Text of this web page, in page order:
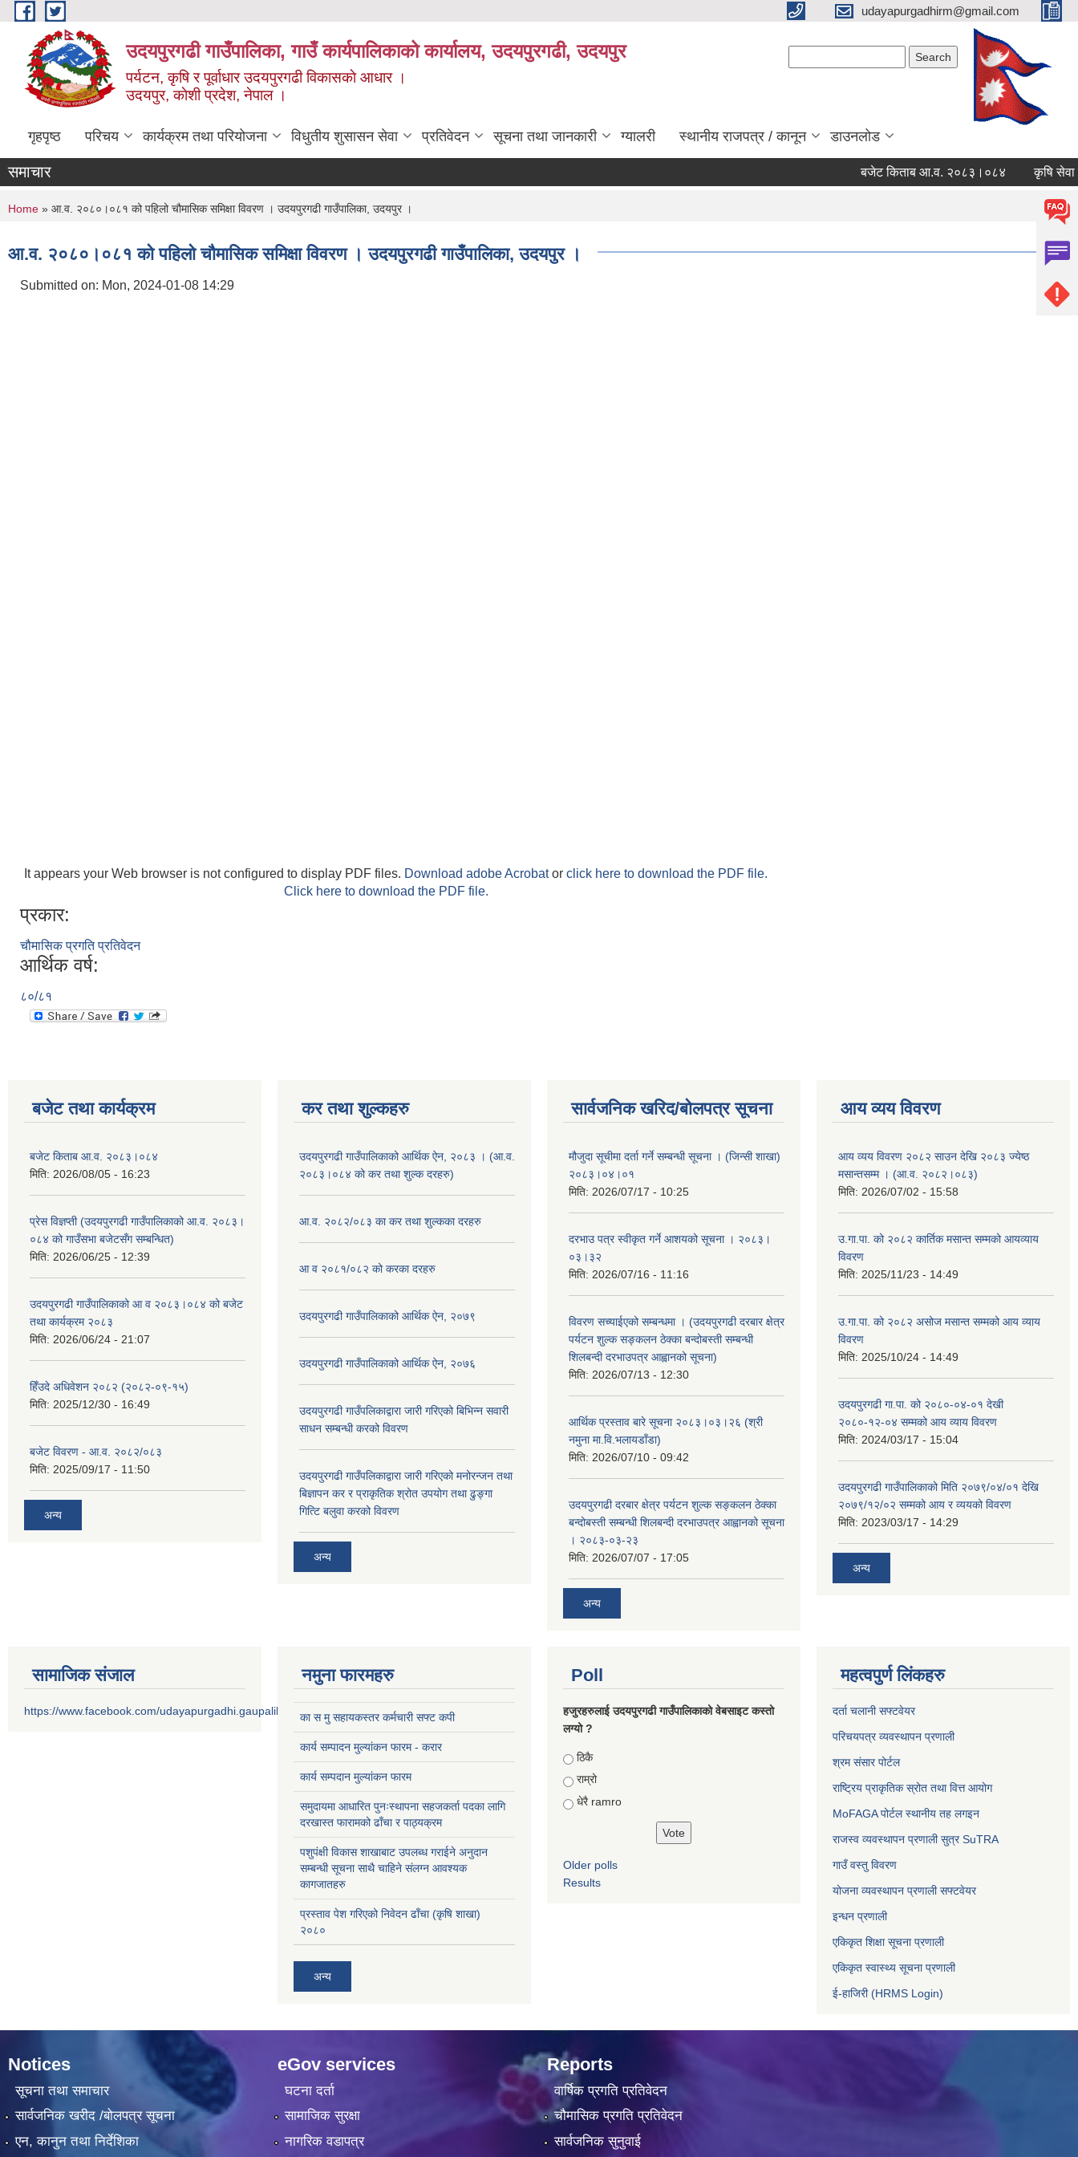
Skip to main content udayapurgadhirm@gmail.com
उदयपुरगढी गाउँपालिका, गाउँ कार्यपालिकाको कार्यालय, उदयपुरगढी, उदयपुर
पर्यटन, कृषि र पूर्वाधार उदयपुरगढी विकासकाे आधार ।
उदयपुर, काेशी प्रदेश, नेपाल ।
गृहपृष्ठ परिचय कार्यक्रम तथा परियोजना विधुतीय शुसासन सेवा प्रतिवेदन सूचना तथा जानकारी ग्यालरी स्थानीय राजपत्र / कानून डाउनलोड
समाचार बजेट किताब आ.व. २०८३।०८४ कृषि सेवा
You are here
Home » आ.व. २०८०।०८१ को पहिलो चौमासिक समिक्षा विवरण । उदयपुरगढी गाउँपालिका, उदयपुर ।
आ.व. २०८०।०८१ को पहिलो चौमासिक समिक्षा विवरण । उदयपुरगढी गाउँपालिका, उदयपुर ।
Submitted on: Mon, 2024-01-08 14:29
It appears your Web browser is not configured to display PDF files. Download adobe Acrobator click here to download the PDF file.
Click here to download the PDF file.
प्रकार:
चौमासिक प्रगति प्रतिवेदन
आर्थिक वर्ष:
८०/८१
बजेट तथा कार्यक्रम
बजेट किताब आ.व. २०८३।०८४
मिति: 2026/08/05 - 16:23
प्रेस विज्ञप्ती (उदयपुरगढी गाउँपालिकाको आ.व. २०८३।
०८४ को गाउँसभा बजेटसँग सम्बन्धित)
मिति: 2026/06/25 - 12:39
उदयपुरगढी गाउँपालिकाको आ व २०८३।०८४ को बजेट
तथा कार्यक्रम २०८३
मिति: 2026/06/24 - 21:07
हिँउदे अधिवेशन २०८२ (२०८२-०९-१५)
मिति: 2025/12/30 - 16:49
बजेट विवरण - आ.व. २०८२/०८३
मिति: 2025/09/17 - 11:50
अन्य
कर तथा शुल्कहरु
उदयपुरगढी गाउँपालिकाको आर्थिक ऐन, २०८३ । (आ.व.
२०८३।०८४ को कर तथा शुल्क दरहरु)
आ.व. २०८२/०८३ का कर तथा शुल्कका दरहरु
आ व २०८१/०८२ को करका दरहरु
उदयपुरगढी गाउँपालिकाको आर्थिक ऐन, २०७९
उदयपुरगढी गाउँपालिकाको आर्थिक ऐन, २०७६
उदयपुरगढी गाउँपलिकाद्वारा जारी गरिएको बिभिन्न सवारी
साधन सम्बन्धी करको विवरण
उदयपुरगढी गाउँपलिकाद्वारा जारी गरिएको मनोरन्जन तथा
बिज्ञापन कर र प्राकृतिक श्रोत उपयोग तथा ढुङ्गा
गित्टि बलुवा करको विवरण
अन्य
सार्वजनिक खरिद/बोलपत्र सूचना
मौजुदा सूचीमा दर्ता गर्ने सम्बन्धी सूचना । (जिन्सी शाखा)
२०८३।०४।०१
मिति: 2026/07/17 - 10:25
दरभाउ पत्र स्वीकृत गर्ने आशयको सूचना । २०८३।
०३।३२
मिति: 2026/07/16 - 11:16
विवरण सच्याईएको सम्बन्धमा । (उदयपुरगढी दरबार क्षेत्र
पर्यटन शुल्क सङ्कलन ठेक्का बन्दोबस्ती सम्बन्धी
शिलबन्दी दरभाउपत्र आह्वानको सूचना)
मिति: 2026/07/13 - 12:30
आर्थिक प्रस्ताव बारे सूचना २०८३।०३।२६ (श्री
नमुना मा.वि.भलायडाँडा)
मिति: 2026/07/10 - 09:42
उदयपुरगढी दरबार क्षेत्र पर्यटन शुल्क सङ्कलन ठेक्का
बन्दोबस्ती सम्बन्धी शिलबन्दी दरभाउपत्र आह्वानको सूचना
। २०८३-०३-२३
मिति: 2026/07/07 - 17:05
अन्य
आय व्यय विवरण
आय व्यय विवरण २०८२ साउन देखि २०८३ ज्येष्ठ
मसान्तसम्म । (आ.व. २०८२।०८३)
मिति: 2026/07/02 - 15:58
उ.गा.पा. को २०८२ कार्तिक मसान्त सम्मको आयव्याय
विवरण
मिति: 2025/11/23 - 14:49
उ.गा.पा. को २०८२ असोज मसान्त सम्मको आय व्याय
विवरण
मिति: 2025/10/24 - 14:49
उदयपुरगढी गा.पा. को २०८०-०४-०१ देखी
२०८०-१२-०४ सम्मको आय व्याय विवरण
मिति: 2024/03/17 - 15:04
उदयपुरगढी गाउँपालिकाको मिति २०७९/०४/०१ देखि
२०७९/१२/०२ सम्मको आय र व्ययको विवरण
मिति: 2023/03/17 - 14:29
अन्य
सामाजिक संजाल
https://www.facebook.com/udayapurgadhi.gaupalika
नमुना फारमहरु
का स मु सहायकस्तर कर्मचारी सफ्ट कपी
कार्य सम्पादन मुल्यांकन फारम - करार
कार्य सम्पदान मुल्यांकन फारम
समुदायमा आधारित पुनःस्थापना सहजकर्ता पदका लागि
दरखास्त फारामको ढाँचा र पाठ्यक्रम
पशुपंक्षी विकास शाखाबाट उपलब्ध गराईने अनुदान
सम्बन्धी सूचना साथै चाहिने संलग्न आवश्यक
कागजातहरु
प्रस्ताव पेश गरिएको निवेदन ढाँचा (कृषि शाखा)
२०८०
अन्य
Poll
हजुरहरुलाई उदयपुरगढी गाउँपालिकाको वेबसाइट कस्तो
लग्यो ?
Choices
ठिकै
राम्रो
धेरै ramro
Older polls
Results
महत्वपुर्ण लिंकहरु
दर्ता चलानी सफ्टवेयर
परिचयपत्र व्यवस्थापन प्रणाली
श्रम संसार पोर्टल
राष्ट्रिय प्राकृतिक स्रोत तथा वित्त आयोग
MoFAGA पोर्टल स्थानीय तह लगइन
राजस्व व्यवस्थापन प्रणाली सुत्र SuTRA
गाउँ वस्तु विवरण
योजना व्यवस्थापन प्रणाली सफ्टवेयर
इन्धन प्रणाली
एकिकृत शिक्षा सूचना प्रणाली
एकिकृत स्वास्थ्य सूचना प्रणाली
ई-हाजिरी (HRMS Login)
Notices
सूचना तथा समाचार
सार्वजनिक खरीद /बोलपत्र सूचना
एन, कानुन तथा निर्देशिका
eGov services
घटना दर्ता
सामाजिक सुरक्षा
नागरिक वडापत्र
Reports
वार्षिक प्रगति प्रतिवेदन
चौमासिक प्रगति प्रतिवेदन
सार्वजनिक सुनुवाई